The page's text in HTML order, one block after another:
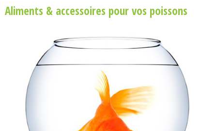
Aliments & accessoires pour vos poissons